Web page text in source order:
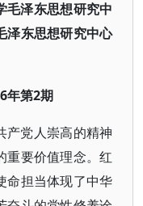
毛泽东思想研究中
泽东思想研究中心
年第2期
产党人崇高的精神
重要价值理念。红
命担当体现了中华